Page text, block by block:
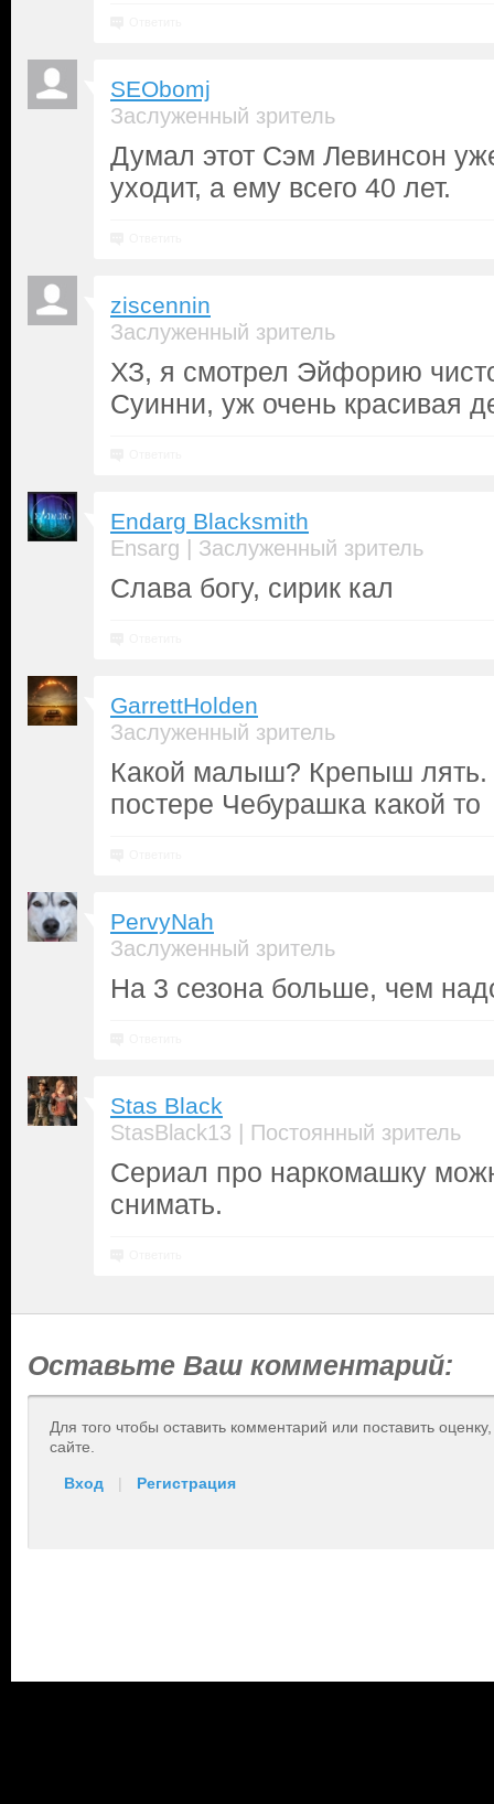
SEObomj
Заслуженный зритель
Думал этот Сэм Левинсон
уходит, а ему всего 40 лет.
ziscennin
Заслуженный зритель
ХЗ, я смотрел Эйфорию
Суинни, уж очень красивая
Endarg Blacksmith
Ensarg | Заслуженный зритель
Слава богу, сирик кал
GarrettHolden
Заслуженный зритель
Какой малыш? Крепыш
постере Чебурашка какой то
PervyNah
Заслуженный зритель
На 3 сезона больше, чем
Stas Black
StasBlack13 | Постоянный зритель
Сериал про наркомашку
снимать.
Оставьте Ваш комментарий:
Для того чтобы оставить комментарий или поставить
сайте.
Вход | Регистрация